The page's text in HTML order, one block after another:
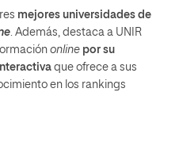
mejores universidades de
. Además, destaca a UNIR
online por su
que ofrece a sus
en los rankings